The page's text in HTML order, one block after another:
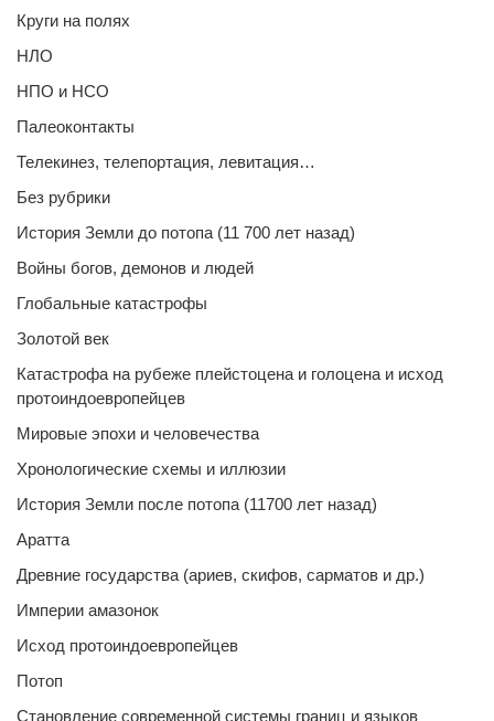
Круги на полях
НЛО
НПО и НСО
Палеоконтакты
Телекинез, телепортация, левитация…
Без рубрики
История Земли до потопа (11 700 лет назад)
Войны богов, демонов и людей
Глобальные катастрофы
Золотой век
Катастрофа на рубеже плейстоцена и голоцена и исход
протоиндоевропейцев
Мировые эпохи и человечества
Хронологические схемы и иллюзии
История Земли после потопа (11700 лет назад)
Аратта
Древние государства (ариев, скифов, сарматов и др.)
Империи амазонок
Исход протоиндоевропейцев
Потоп
Становление современной системы границ и языков